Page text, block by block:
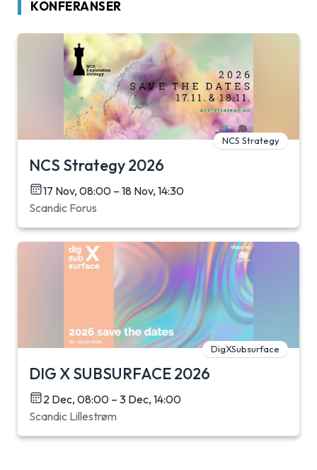
KONFERANSER
NCS Strategy
NCS Strategy 2026
17 Nov, 08:00 – 18 Nov, 14:30
Scandic Forus
DigXSubsurface
DIG X SUBSURFACE 2026
2 Dec, 08:00 – 3 Dec, 14:00
Scandic Lillestrøm